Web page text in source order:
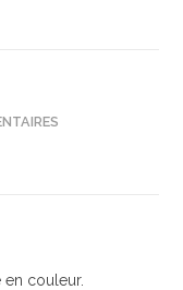
en couleur.